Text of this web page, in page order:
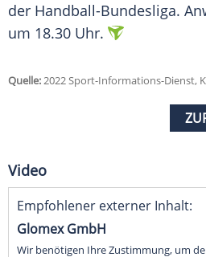
der Handball-Bundesliga.
um 18.30 Uhr.
Quelle:2022 Sport-Informations-Dienst,
Video
Empfohlener externer Inhalt:
Glomex GmbH
Wir benötigen Ihre Zustimmung, um